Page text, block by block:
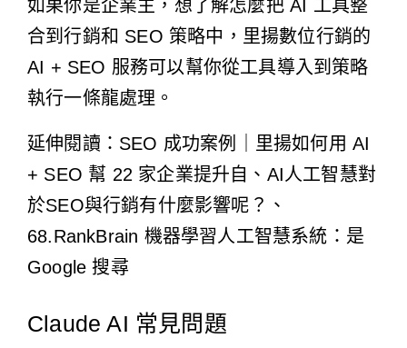
如果你是企業主，想了解怎麼把 AI 工具整
合到行銷和 SEO 策略中，里揚數位行銷的
AI + SEO 服務可以幫你從工具導入到策略
執行一條龍處理。
延伸閱讀： SEO 成功案例｜里揚如何用 AI
+ SEO 幫 22 家企業提升自 、 AI人工智慧對
於SEO與行銷有什麼影響呢？ 、
68.RankBrain 機器學習人工智慧系統：是
Google 搜尋
Claude AI 常見問題